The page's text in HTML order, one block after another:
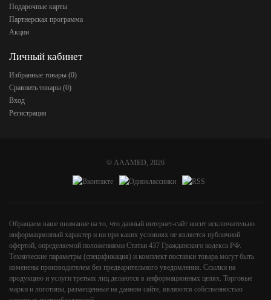
Подарочные карты
Партнерская программа
Акции
Личный кабинет
Избранные товары (0)
Сравнить товары (0)
Вход
Регистрация
© AAAMED, 2026
Обращаем ваше внимание на то, что данный интернет-сайт носит исключительно
информационный характер и ни при каких условиях не является публичной
офертой, определяемой положениями Статьи 437 Гражданского кодекса РФ.
Технические параметры (спецификация) и комплект поставки товара могут быть
изменены производителем без предварительного уведомления. Ссылки на
продукцию и услуги третьих лиц делаются в информационных целях. Торговые
марки и логотипы, размещенные на данном сайте, являются собственностью